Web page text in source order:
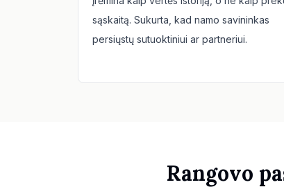
sąskaitą. Sukurta, kad namo savininkas
persiųstų sutuoktiniui ar partneriui.
Rangovo